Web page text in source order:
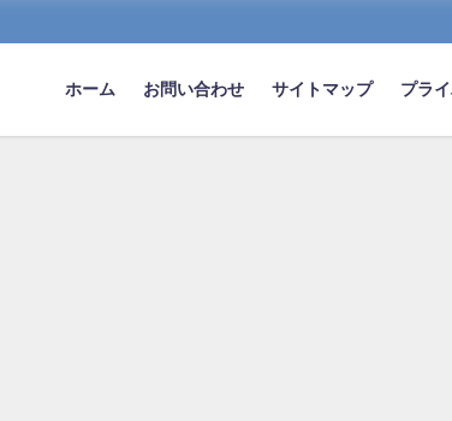
ホーム お問い合わせ サイトマップ プラ